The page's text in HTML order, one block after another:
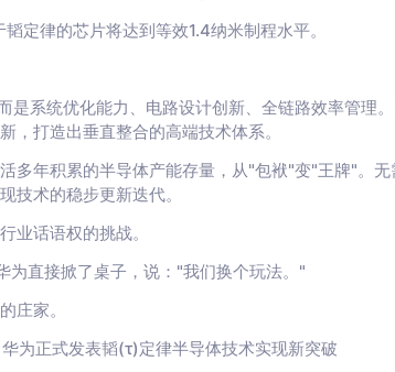
定律的芯片将达到等效1.4纳米制程水平。
是系统优化能力、电路设计创新、全链路效率管理
，打造出垂直整合的高端技术体系。
多年积累的半导体产能存量，从"包袱"变"王牌"。
技术的稳步更新迭代。
业话语权的挑战。
为直接掀了桌子，说："我们换个玩法。"
庄家。
正式发表韬(τ)定律半导体技术实现新突破